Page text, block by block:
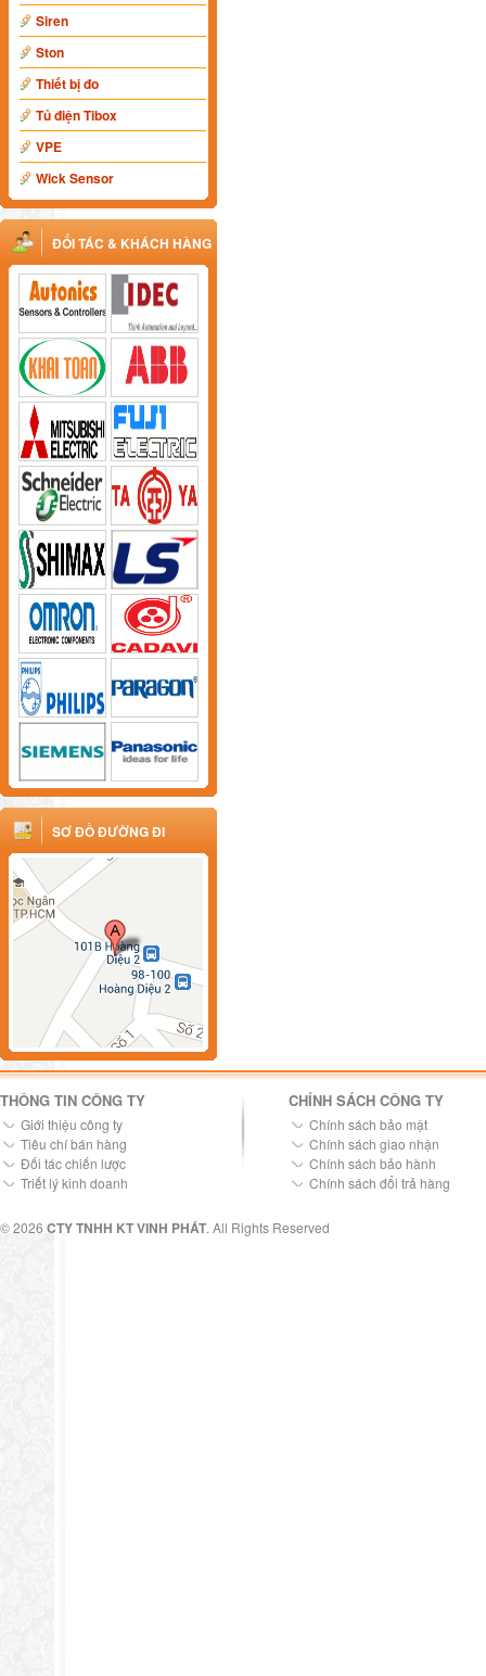
Siren
Ston
Thiết bị đo
Tủ điện Tibox
VPE
Wick Sensor
ĐỐI TÁC & KHÁCH HÀNG
SƠ ĐỒ ĐƯỜNG ĐI
THÔNG TIN CÔNG TY
Giới thiệu công ty
Tiêu chí bán hàng
Đối tác chiến lược
Triết lý kinh doanh
CHÍNH SÁCH CÔNG TY
Chính sách bảo mật
Chính sách giao nhận
Chính sách bảo hành
Chính sách đổi trả hàng
© 2026 CTY TNHH KT VINH PHÁT. All Rights Reserved